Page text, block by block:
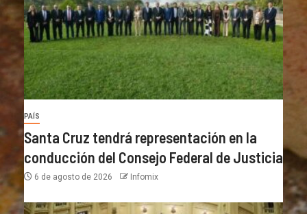
PAÍS
Santa Cruz tendrá representación en la
conducción del Consejo Federal de Justicia
6 de agosto de 2026 Infomix